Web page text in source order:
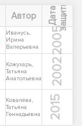
Автор Д
а
т
а
з
а
щ
и
т ы
Иванусь,
Ирина
Валерьевна
2005
Кожухарь,
Татьяна
Анатольевна
2002
Ковалёва,
Татьяна
Геннадьевна
2015